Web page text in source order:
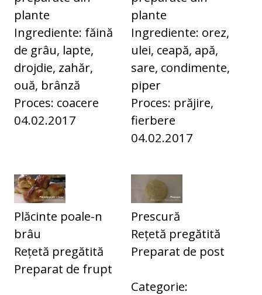
plante
Ingrediente: făină
de grâu, lapte,
drojdie, zahăr,
ouă, brânză
Proces: coacere
04.02.2017
plante
Ingrediente: orez,
ulei, ceapă, apă,
sare, condimente,
piper
Proces: prăjire,
fierbere
04.02.2017
Plăcinte poale-n
brâu
Rețetă pregătită
Preparat de frupt
Prescură
Rețetă pregătită
Preparat de post
Categorie: